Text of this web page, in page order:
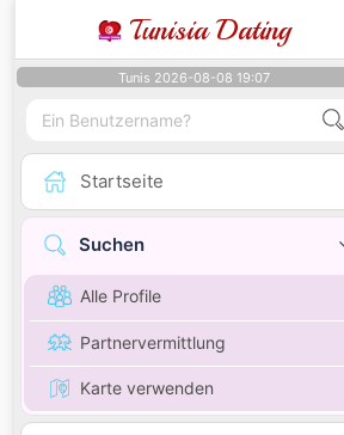
Tunisia Dating
Tunis 2026-08-08 19:07
Startseite
Suchen
Alle Profile
Partnervermittlung
Karte verwenden